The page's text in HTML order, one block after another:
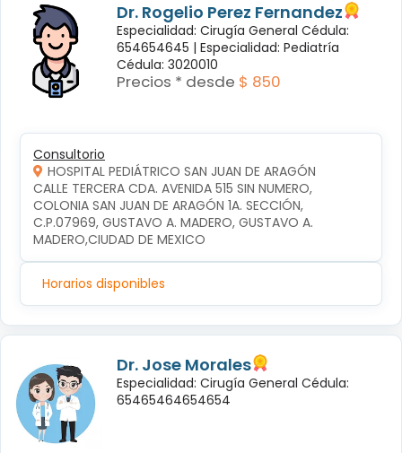
Dr. Rogelio Perez Fernandez
Especialidad: Cirugía General Cédula:
654654645 | Especialidad: Pediatría
Cédula: 3020010
Precios * desde $ 850
Consultorio
HOSPITAL PEDIÁTRICO SAN JUAN DE ARAGÓN
CALLE TERCERA CDA. AVENIDA 515 SIN NUMERO,
COLONIA SAN JUAN DE ARAGÓN 1A. SECCIÓN,
C.P.07969, GUSTAVO A. MADERO, GUSTAVO A.
MADERO,CIUDAD DE MEXICO
Horarios disponibles
Dr. Jose Morales
Especialidad: Cirugía General Cédula:
65465464654654